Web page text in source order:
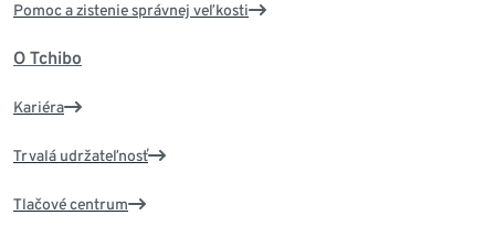
Pomoc a zistenie správnej veľkosti
O Tchibo
Kariéra
Trvalá udržateľnosť
Tlačové centrum